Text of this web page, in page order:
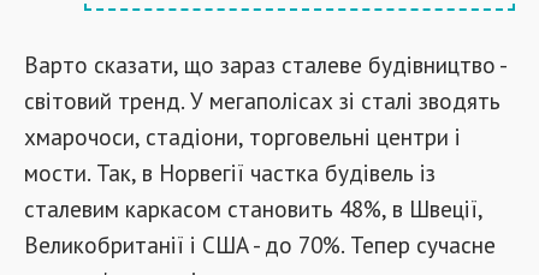
Варто сказати, що зараз сталеве будівництво -
світовий тренд. У мегаполісах зі сталі зводять
хмарочоси, стадіони, торговельні центри і
мости. Так, в Норвегії частка будівель із
сталевим каркасом становить 48%, в Швеції,
Великобританії і США - до 70%. Тепер сучасне